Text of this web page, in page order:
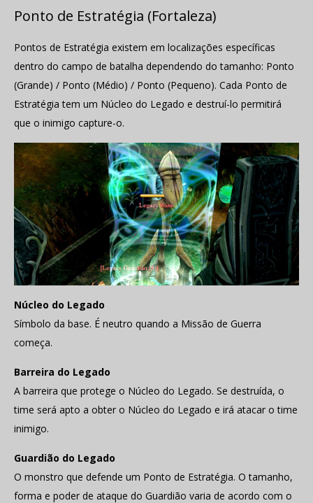
Ponto de Estratégia (Fortaleza)
Pontos de Estratégia existem em localizações específicas
dentro do campo de batalha dependendo do tamanho: Ponto
(Grande) / Ponto (Médio) / Ponto (Pequeno). Cada Ponto de
Estratégia tem um Núcleo do Legado e destruí-lo permitirá
que o inimigo capture-o.
Núcleo do Legado
Símbolo da base. É neutro quando a Missão de Guerra
começa.
Barreira do Legado
A barreira que protege o Núcleo do Legado. Se destruída, o
time será apto a obter o Núcleo do Legado e irá atacar o time
inimigo.
Guardião do Legado
O monstro que defende um Ponto de Estratégia. O tamanho,
forma e poder de ataque do Guardião varia de acordo com o